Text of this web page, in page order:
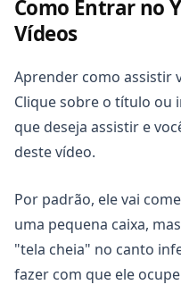
Como Entrar no
Vídeos
Aprender como assistir
Clique sobre o título ou
que deseja assistir e
deste vídeo.
Por padrão, ele vai
uma pequena caixa,
"tela cheia" no canto
fazer com que ele